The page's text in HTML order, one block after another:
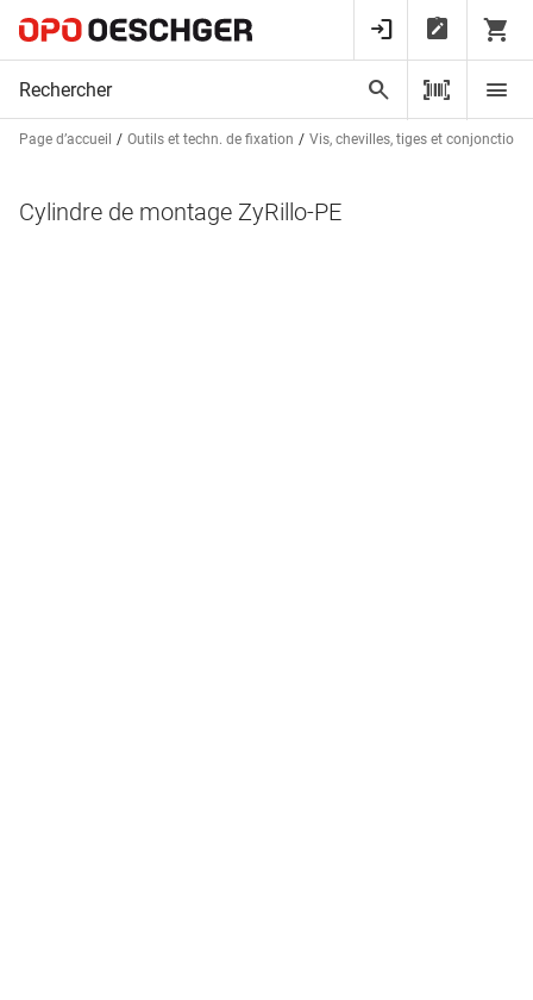
Page d’accueil Outils et techn. de fixation Vis, chevilles, tiges et conjonctions
Cylindre de montage ZyRillo-PE